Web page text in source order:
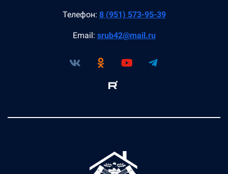
Телефон: 8 (951) 573-95-39
Email: srub42@mail.ru